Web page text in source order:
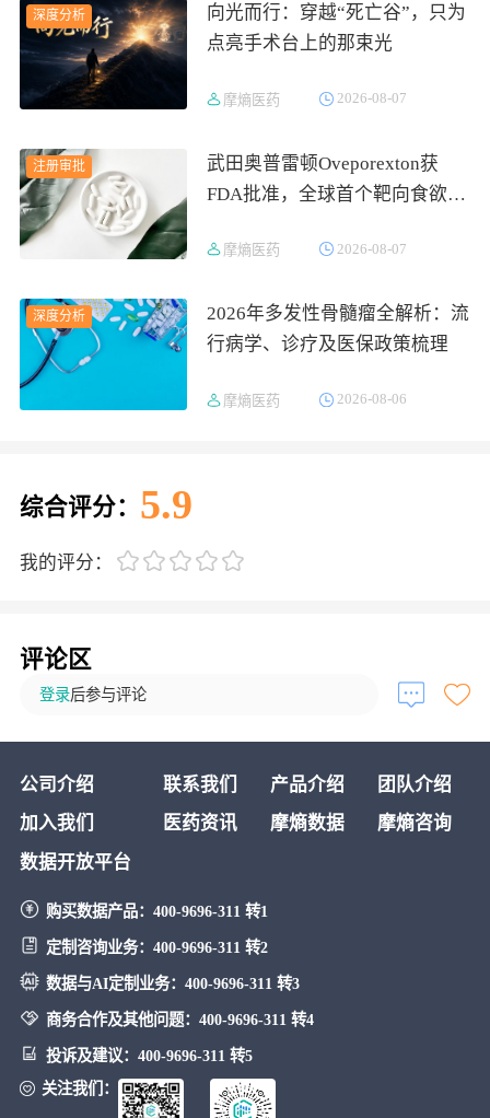
深度分析
向光而行：穿越“死亡谷”，只为
点亮手术台上的那束光
摩熵医药 2026-08-07
注册审批
武田奥普雷顿Oveporexton获
FDA批准，全球首个靶向食欲素
上市摩熵医药 2026-08-07
深度分析
2026年多发性骨髓瘤全解析：流
行病学、诊疗及医保政策梳理
摩熵医药 2026-08-06
综合评分： 5.9
我的评分：
评论区
登录后参与评论
公司介绍 联系我们 产品介绍
团队介绍
加入我们
医药资讯 摩熵数据
摩熵咨询
数据开放平台
购买数据产品： 400-9696-311 转1
定制咨询业务： 400-9696-311 转2
数据与AI定制业务： 400-9696-311 转3
商务合作及其他问题： 400-9696-311 转4
投诉及建议： 400-9696-311 转5
关注我们：